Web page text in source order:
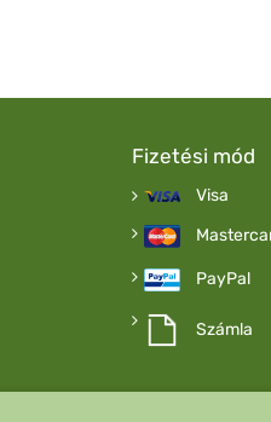
Fizetési mód
Visa
PayPal
Számla